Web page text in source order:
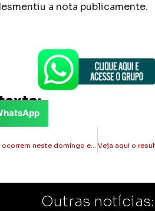
a nota publicamente.
Outras notícias: